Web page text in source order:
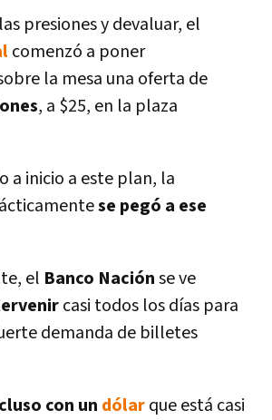
presiones y devaluar, el
comenzó a poner
la mesa una oferta de
, a $25, en la plaza
a inicio a este plan, la
se pegó a ese
el Banco Naciónse ve
casi todos los dí­as para
demanda de billetes
con un dólarque está casi